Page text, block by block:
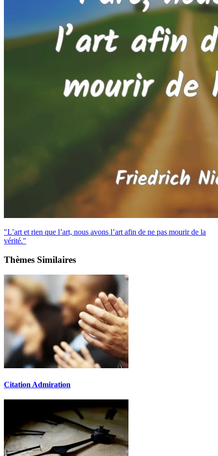
"L’art et rien que l’art, nous avons l’art afin de ne pas mourir de la
vérité."
Thèmes Similaires
Citation Admiration